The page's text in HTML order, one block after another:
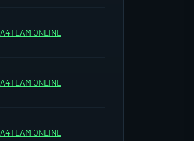
A4TEAM ONLINE
A4TEAM ONLINE
A4TEAM ONLINE